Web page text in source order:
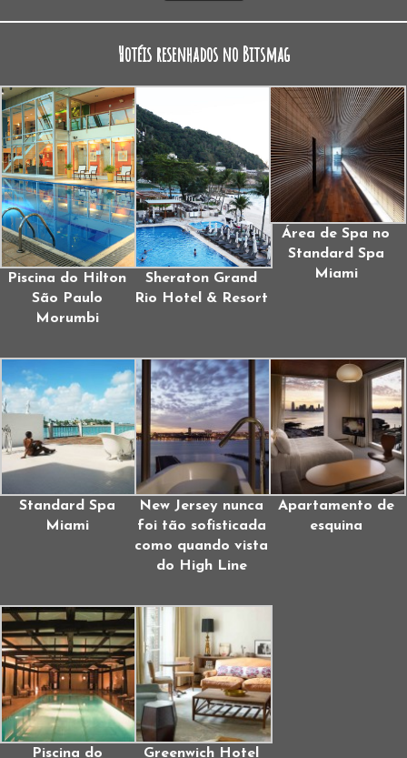
Hotéis resenhados no Bitsmag
Piscina do Hilton
São Paulo
Morumbi
Sheraton Grand
Rio Hotel & Resort
Área de Spa no
Standard Spa
Miami
Standard Spa
Miami
New Jersey nunca
foi tão sofisticada
como quando vista
do High Line
Apartamento de
esquina
Piscina do
Greenwich Hotel